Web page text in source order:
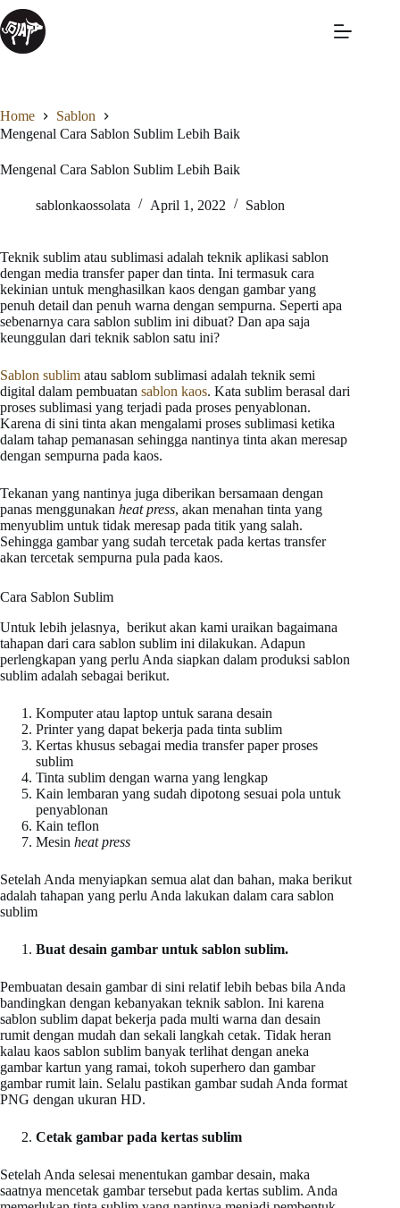
Home
Sablon
Mengenal Cara Sablon Sublim Lebih Baik
Mengenal Cara Sablon Sublim Lebih Baik
sablonkaossolata April 1, 2022 Sablon
Teknik sublim atau sublimasi adalah teknik aplikasi sablon
dengan media transfer paper dan tinta. Ini termasuk cara
kekinian untuk menghasilkan kaos dengan gambar yang
penuh detail dan penuh warna dengan sempurna. Seperti apa
sebenarnya cara sablon sublim ini dibuat? Dan apa saja
keunggulan dari teknik sablon satu ini?
Sablon sublim atau sablom sublimasi adalah teknik semi
digital dalam pembuatan sablon kaos. Kata sublim berasal dari
proses sublimasi yang terjadi pada proses penyablonan.
Karena di sini tinta akan mengalami proses sublimasi ketika
dalam tahap pemanasan sehingga nantinya tinta akan meresap
dengan sempurna pada kaos.
Tekanan yang nantinya juga diberikan bersamaan dengan
panas menggunakan heat press, akan menahan tinta yang
menyublim untuk tidak meresap pada titik yang salah.
Sehingga gambar yang sudah tercetak pada kertas transfer
akan tercetak sempurna pula pada kaos.
Cara Sablon Sublim
Untuk lebih jelasnya, berikut akan kami uraikan bagaimana
tahapan dari cara sablon sublim ini dilakukan. Adapun
perlengkapan yang perlu Anda siapkan dalam produksi sablon
sublim adalah sebagai berikut.
Komputer atau laptop untuk sarana desain
Printer yang dapat bekerja pada tinta sublim
Kertas khusus sebagai media transfer paper proses
sublim
Tinta sublim dengan warna yang lengkap
Kain lembaran yang sudah dipotong sesuai pola untuk
penyablonan
Kain teflon
Mesin heat press
Setelah Anda menyiapkan semua alat dan bahan, maka berikut
adalah tahapan yang perlu Anda lakukan dalam cara sablon
sublim
Buat desain gambar untuk sablon sublim.
Pembuatan desain gambar di sini relatif lebih bebas bila Anda
bandingkan dengan kebanyakan teknik sablon. Ini karena
sablon sublim dapat bekerja pada multi warna dan desain
rumit dengan mudah dan sekali langkah cetak. Tidak heran
kalau kaos sablon sublim banyak terlihat dengan aneka
gambar kartun yang ramai, tokoh superhero dan gambar
gambar rumit lain. Selalu pastikan gambar sudah Anda format
PNG dengan ukuran HD.
Cetak gambar pada kertas sublim
Setelah Anda selesai menentukan gambar desain, maka
saatnya mencetak gambar tersebut pada kertas sublim. Anda